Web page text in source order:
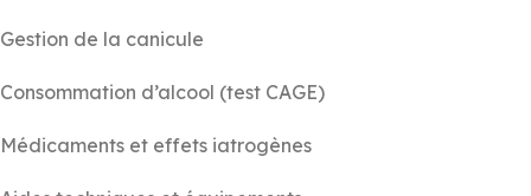
Gestion de la canicule
Consommation d’alcool (test CAGE)
Médicaments et effets iatrogènes